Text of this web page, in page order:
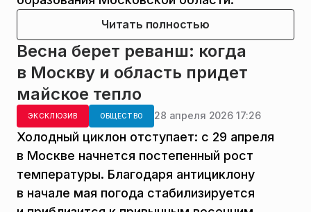
Читать полностью
Весна берет реванш: когда
в Москву и область придет
майское тепло
ЭКСКЛЮЗИВ ОБЩЕСТВО 28 апреля 2026 17:26
Холодный циклон отступает: с 29 апреля
в Москве начнется постепенный рост
температуры. Благодаря антициклону
в начале мая погода стабилизируется